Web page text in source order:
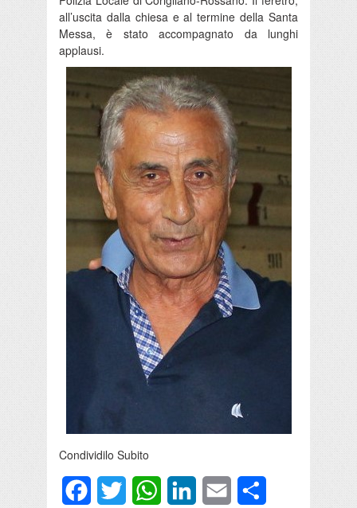
all’uscita dalla chiesa e al termine della Santa
Messa, è stato accompagnato da lunghi
applausi.
Condividilo Subito
FacebookTwitter WhatsAppLinkedInEmail